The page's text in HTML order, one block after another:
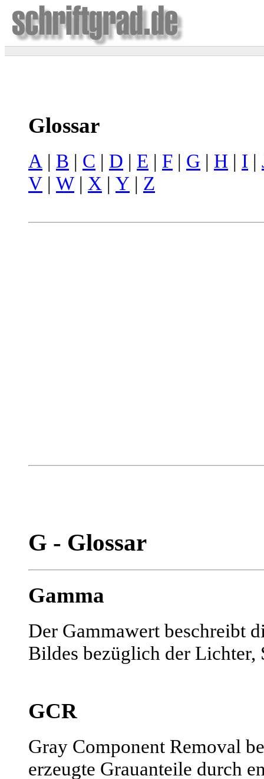
Glossar
A | B | C | D | E | F | G | H | I |
V | W | X | Y | Z
G - Glossar
Gamma
Der Gammawert beschreibt
Bildes bezüglich der Lichter,
GCR
Gray Component Removal
erzeugte Grauanteile durch